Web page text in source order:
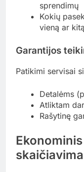
sprendimų
Kokių
vieną ar
Garantijos
Patikimi servisai
Detalėms
Atliktam
Rašytinę